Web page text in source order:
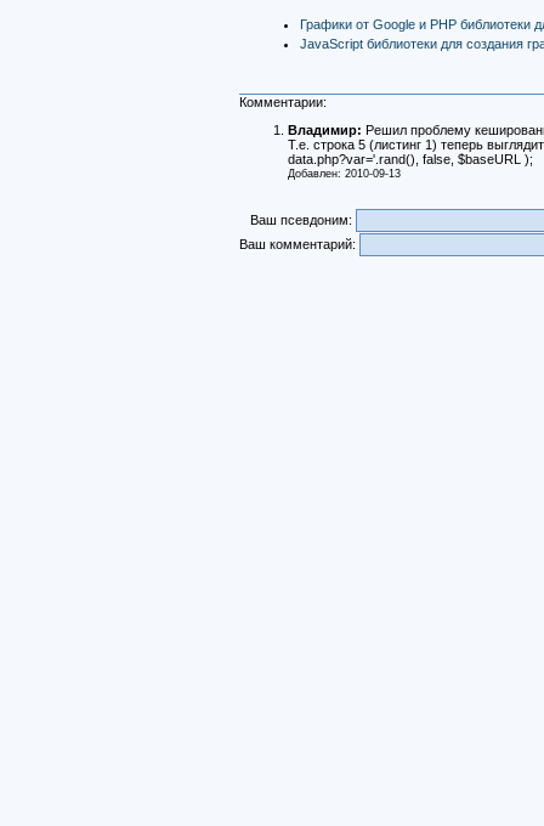
Графики от Google и PHP библиотеки
JavaScript библиотеки для создания
Комментарии:
Владимир: Решил проблему
Т.е. строка 5 (листинг 1) теперь
data.php?var='.rand(), false, $baseURL );
Добавлен: 2010-09-13
Ваш псевдоним:
Ваш комментарий: